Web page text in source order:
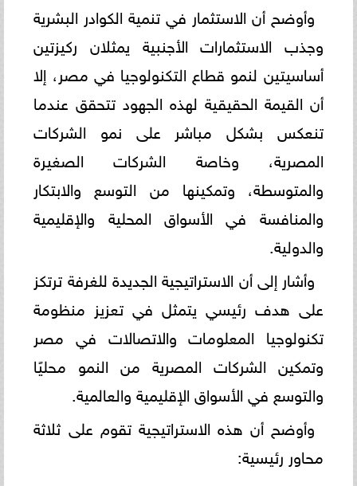
وأوضح أن الاستثمار في تنمية الكوادر البشرية
وجذب الاستثمارات الأجنبية يمثلان ركيزتين
أساسيتين لنمو قطاع التكنولوجيا في مصر، إلا
أن القيمة الحقيقية لهذه الجهود تتحقق عندما
تنعكس بشكل مباشر على نمو الشركات
المصرية، وخاصة الشركات الصغيرة
والمتوسطة، وتمكينها من التوسع والابتكار
والمنافسة في الأسواق المحلية والإقليمية
والدولية.
وأشار إلى أن الاستراتيجية الجديدة للغرفة ترتكز
على هدف رئيسي يتمثل في تعزيز منظومة
تكنولوجيا المعلومات والاتصالات في مصر
وتمكين الشركات المصرية من النمو محليًا
والتوسع في الأسواق الإقليمية والعالمية.
وأوضح أن هذه الاستراتيجية تقوم على ثلاثة
محاور رئيسية: